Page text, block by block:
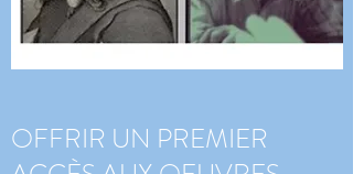
OFFRIR UN PREMIER